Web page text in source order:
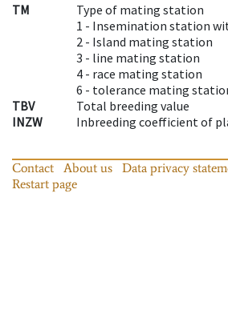
TM
Type of mating station
1 - Insemination station
2 - Island mating station
3 - line mating station
4 - race mating station
6 - tolerance mating
TBV
Total breeding value
INZW
Inbreeding coefficient of
Contact About us Data privacy
Restart page